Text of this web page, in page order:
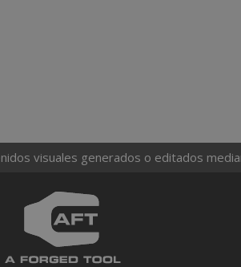
visuales generados o editados